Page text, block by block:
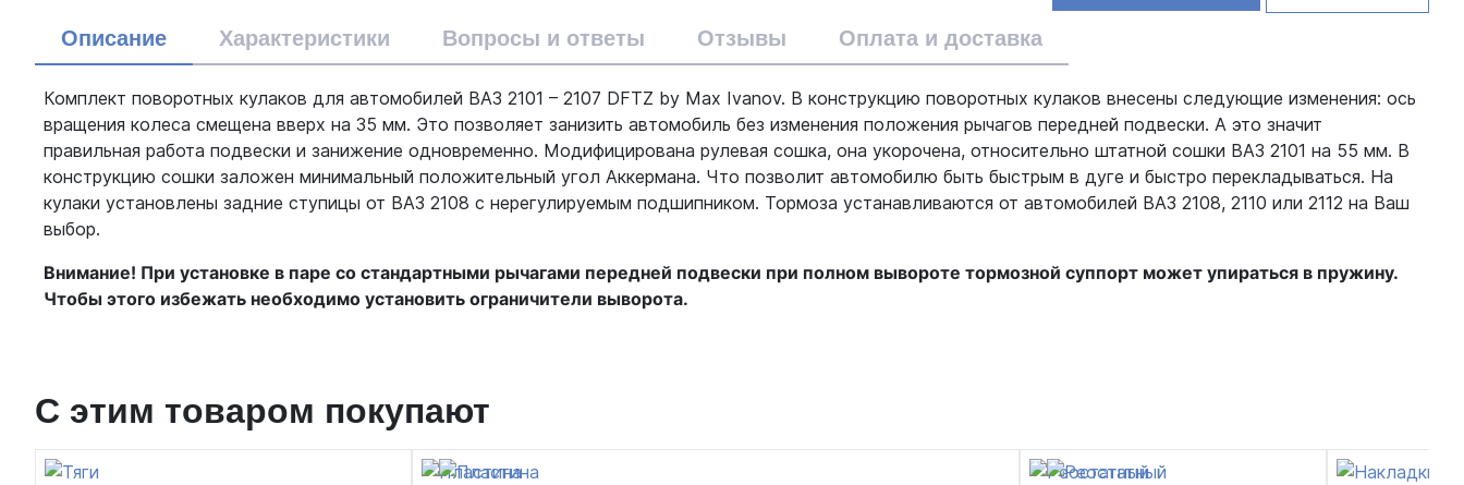
Описание Характеристики Вопросы и ответы Отзывы Оплата и доставка
Комплект поворотных кулаков для автомобилей ВАЗ 2101 – 2107 DFTZ by Max Ivanov. В конструкцию поворотных кулаков внесены следующие изменения: ось
вращения колеса смещена вверх на 35 мм. Это позволяет занизить автомобиль без изменения положения рычагов передней подвески. А это значит
правильная работа подвески и занижение одновременно. Модифицирована рулевая сошка, она укорочена, относительно штатной сошки ВАЗ 2101 на 55 мм. В
конструкцию сошки заложен минимальный положительный угол Аккермана. Что позволит автомобилю быть быстрым в дуге и быстро перекладываться. На
кулаки установлены задние ступицы от ВАЗ 2108 с нерегулируемым подшипником. Тормоза устанавливаются от автомобилей ВАЗ 2108, 2110 или 2112 на Ваш
выбор.
Внимание! При установке в паре со стандартными рычагами передней подвески при полном вывороте тормозной суппорт может упираться в пружину.
Чтобы этого избежать необходимо установить ограничители выворота.
С этим товаром покупают